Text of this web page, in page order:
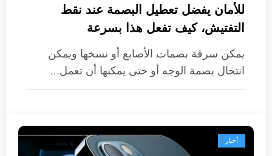
للأمان يفضل تعطيل البصمة عند نقط
التفتيش، كيف تفعل هذا بسرعة
يمكن سرقة بصمات الأصابع أو نسخها ويمكن
انتحال بصمة الوجه أو حتى يمكنها أن تعمل…
أخبار